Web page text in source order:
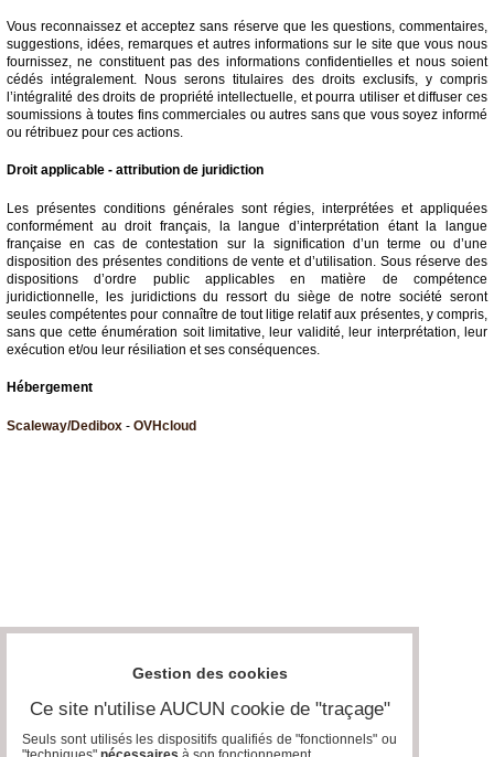
Vous reconnaissez et acceptez sans réserve que les questions, commentaires,
suggestions, idées, remarques et autres informations sur le site que vous nous
fournissez, ne constituent pas des informations confidentielles et nous soient
cédés intégralement. Nous serons titulaires des droits exclusifs, y compris
l’intégralité des droits de propriété intellectuelle, et pourra utiliser et diffuser ces
soumissions à toutes fins commerciales ou autres sans que vous soyez informé
ou rétribuez pour ces actions.
Droit applicable - attribution de juridiction
Les présentes conditions générales sont régies, interprétées et appliquées
conformément au droit français, la langue d’interprétation étant la langue
française en cas de contestation sur la signification d’un terme ou d’une
disposition des présentes conditions de vente et d’utilisation. Sous réserve des
dispositions d’ordre public applicables en matière de compétence
juridictionnelle, les juridictions du ressort du siège de notre société seront
seules compétentes pour connaître de tout litige relatif aux présentes, y compris,
sans que cette énumération soit limitative, leur validité, leur interprétation, leur
exécution et/ou leur résiliation et ses conséquences.
Hébergement
Scaleway/Dedibox - OVHcloud
Gestion des cookies
Ce site n'utilise AUCUN cookie de "traçage"
Seuls sont utilisés les dispositifs qualifiés de "fonctionnels" ou